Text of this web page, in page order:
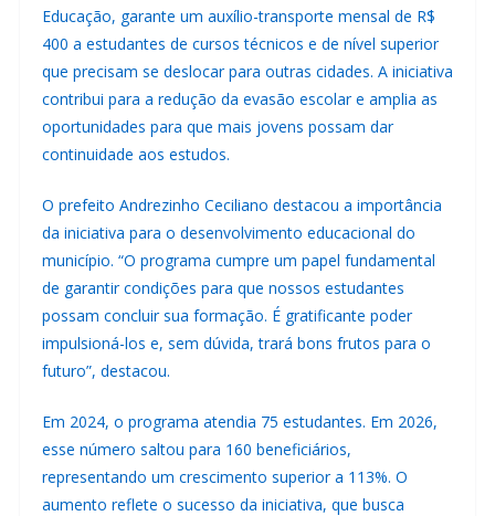
Educação, garante um auxílio-transporte mensal de R$
400 a estudantes de cursos técnicos e de nível superior
que precisam se deslocar para outras cidades. A iniciativa
contribui para a redução da evasão escolar e amplia as
oportunidades para que mais jovens possam dar
continuidade aos estudos.
O prefeito Andrezinho Ceciliano destacou a importância
da iniciativa para o desenvolvimento educacional do
município. “O programa cumpre um papel fundamental
de garantir condições para que nossos estudantes
possam concluir sua formação. É gratificante poder
impulsioná-los e, sem dúvida, trará bons frutos para o
futuro”, destacou.
Em 2024, o programa atendia 75 estudantes. Em 2026,
esse número saltou para 160 beneficiários,
representando um crescimento superior a 113%. O
aumento reflete o sucesso da iniciativa, que busca